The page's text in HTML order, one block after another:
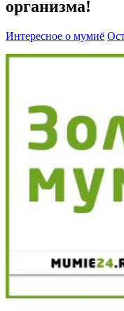
организма!
Интересное о мумиё